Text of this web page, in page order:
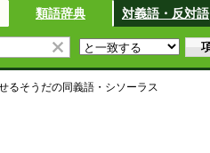
類語辞典 対義語・反対語
るそうだの同義語・シソーラス